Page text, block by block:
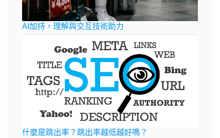
AI加持，理解與交互技術助力
什麼是跳出率？跳出率越低越好嗎？